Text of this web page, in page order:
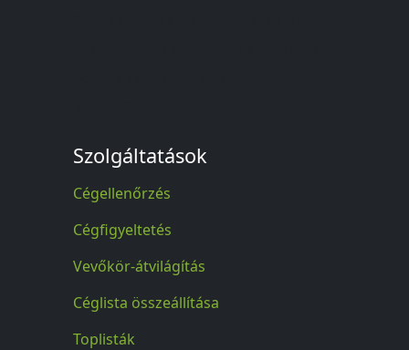
Szolgáltatások
Cégellenőrzés
Cégfigyeltetés
Vevőkör-átvilágítás
Céglista összeállítása
Toplisták